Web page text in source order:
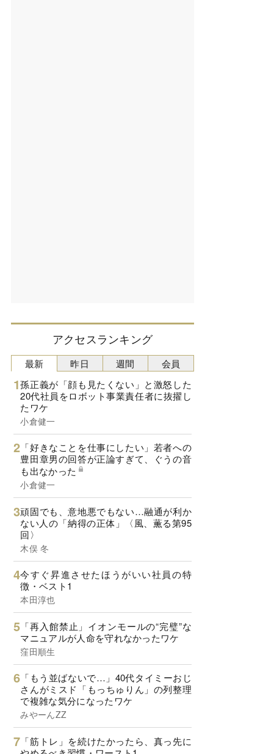
アクセスランキング
最新
孫正義が「顔も見たくない」と激怒した
20代社員をロボット事業責任者に抜擢し
たワケ
小倉健一
「好きなことを仕事にしたい」若者への
豊田章男の回答が正論すぎて、ぐうの音
も出なかった
小倉健一
頑固でも、意地悪でもない…融通が利か
ない人の「納得の正体」〈風、薫る第95
回〉
木俣 冬
今すぐ昇進させたほうがいい社員の特
徴・ベスト1
本田淳也
「再入館禁止」イオンモールの“完璧”な
マニュアルが人命を守れなかったワケ
窪田順生
「もう並ばないで…」40代タイミーおじ
さんがミスド「もっちゅりん」の列整理
で複雑な気分になったワケ
みやーんZZ
「筋トレ」を続けたかったら、真っ先に
昨日 週間 会員